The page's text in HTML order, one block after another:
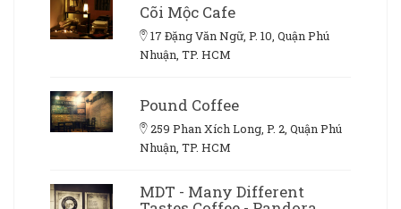
Cõi Mộc Cafe
17 Đặng Văn Ngữ, P. 10, Quận Phú
Nhuận, TP. HCM
Pound Coffee
259 Phan Xích Long, P. 2, Quận Phú
Nhuận, TP. HCM
MDT - Many Different